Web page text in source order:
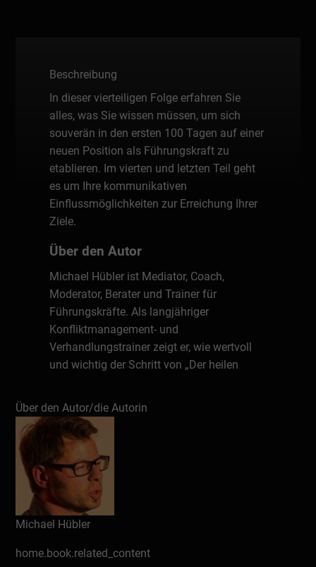
Beschreibung
In dieser vierteiligen Folge erfahren Sie
alles, was Sie wissen müssen, um sich
souverän in den ersten 100 Tagen auf einer
neuen Position als Führungskraft zu
etablieren. Im vierten und letzten Teil geht
es um Ihre kommunikativen
Einflussmöglichkeiten zur Erreichung Ihrer
Ziele.
Über den Autor
Michael Hübler ist Mediator, Coach,
Moderator, Berater und Trainer für
Führungskräfte. Als langjähriger
Konfliktmanagement- und
Verhandlungstrainer zeigt er, wie wertvoll
und wichtig der Schritt von „Der heilen
sich selbst, Mitarbeiter, Kollegen und
Kunden ist.
Schreiben Sie eine Rezension
Über den Autor/die Autorin
Michael Hübler
home.book.related_content